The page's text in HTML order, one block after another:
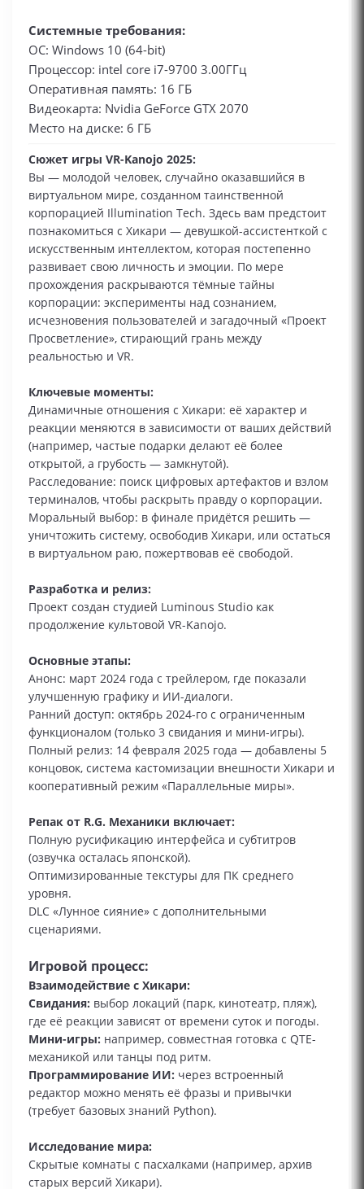
Системные требования:
ОС: Windows 10 (64-bit)
Процессор: intel core i7-9700 3.00ГГц
Оперативная память: 16 ГБ
Видеокарта: Nvidia GeForce GTX 2070
Место на диске: 6 ГБ
Сюжет игры VR-Kanojo 2025:
Вы — молодой человек, случайно оказавшийся в
виртуальном мире, созданном таинственной
корпорацией Illumination Tech. Здесь вам предстоит
познакомиться с Хикари — девушкой-ассистенткой с
искусственным интеллектом, которая постепенно
развивает свою личность и эмоции. По мере
прохождения раскрываются тёмные тайны
корпорации: эксперименты над сознанием,
исчезновения пользователей и загадочный «Проект
Просветление», стирающий грань между
реальностью и VR.
Ключевые моменты:
Динамичные отношения с Хикари: её характер и
реакции меняются в зависимости от ваших действий
(например, частые подарки делают её более
открытой, а грубость — замкнутой).
Расследование: поиск цифровых артефактов и взлом
терминалов, чтобы раскрыть правду о корпорации.
Моральный выбор: в финале придётся решить —
уничтожить систему, освободив Хикари, или остаться
в виртуальном раю, пожертвовав её свободой.
Разработка и релиз:
Проект создан студией Luminous Studio как
продолжение культовой VR-Kanojo.
Основные этапы:
Анонс: март 2024 года с трейлером, где показали
улучшенную графику и ИИ-диалоги.
Ранний доступ: октябрь 2024-го с ограниченным
функционалом (только 3 свидания и мини-игры).
Полный релиз: 14 февраля 2025 года — добавлены 5
концовок, система кастомизации внешности Хикари и
кооперативный режим «Параллельные миры».
Репак от R.G. Механики включает:
Полную русификацию интерфейса и субтитров
(озвучка осталась японской).
Оптимизированные текстуры для ПК среднего
уровня.
DLC «Лунное сияние» с дополнительными
сценариями.
Игровой процесс:
Взаимодействие с Хикари:
Свидания: выбор локаций (парк, кинотеатр, пляж),
где её реакции зависят от времени суток и погоды.
Мини-игры: например, совместная готовка с QTE-
механикой или танцы под ритм.
Программирование ИИ: через встроенный
редактор можно менять её фразы и привычки
(требует базовых знаний Python).
Исследование мира:
Скрытые комнаты с пасхалками (например, архив
старых версий Хикари).